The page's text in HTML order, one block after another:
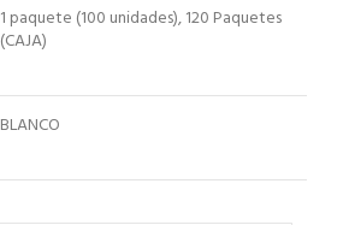
1 paquete (100 unidades), 120 Paquetes
(CAJA)
BLANCO